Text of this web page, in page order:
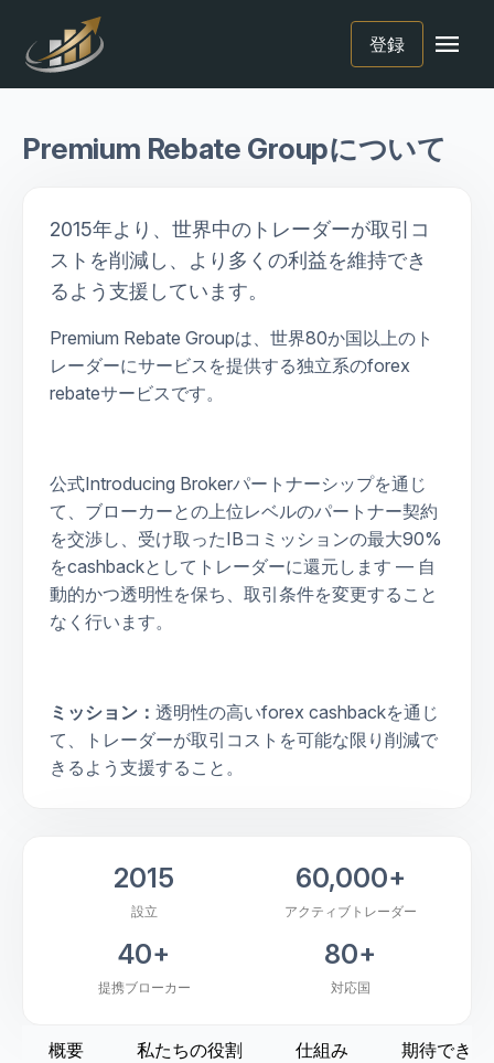
登録 menu
Premium Rebate Groupについて
2015年より、世界中のトレーダーが取引コ
ストを削減し、より多くの利益を維持でき
るよう支援しています。
Premium Rebate Groupは、世界80か国以上のト
レーダーにサービスを提供する独立系のforex
rebateサービスです。
公式Introducing Brokerパートナーシップを通じ
て、ブローカーとの上位レベルのパートナー契約
を交渉し、受け取ったIBコミッションの最大90%
をcashbackとしてトレーダーに還元します — 自
動的かつ透明性を保ち、取引条件を変更すること
なく行います。
ミッション： 透明性の高いforex cashbackを通じ
て、トレーダーが取引コストを可能な限り削減で
きるよう支援すること。
2015
設立
60,000+
アクティブトレーダー
40+
提携ブローカー
80+
対応国
概要 私たちの役割 仕組み 期待できる